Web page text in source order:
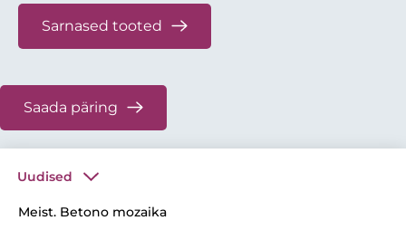
Sarnased tooted
Saada päring
Uudised
Meist. Betono mozaika